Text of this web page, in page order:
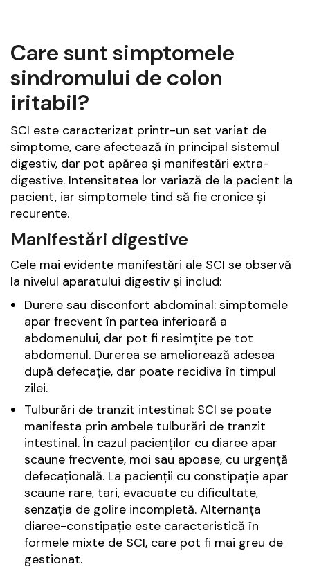
Care sunt simptomele
sindromului de colon
iritabil?
SCI este caracterizat printr-un set variat de
simptome, care afectează în principal sistemul
digestiv, dar pot apărea și manifestări extra-
digestive. Intensitatea lor variază de la pacient la
pacient, iar simptomele tind să fie cronice și
recurente.
Manifestări digestive
Cele mai evidente manifestări ale SCI se observă
la nivelul aparatului digestiv și includ:
Durere sau disconfort abdominal: simptomele
apar frecvent în partea inferioară a
abdomenului, dar pot fi resimțite pe tot
abdomenul. Durerea se ameliorează adesea
după defecație, dar poate recidiva în timpul
zilei.
Tulburări de tranzit intestinal: SCI se poate
manifesta prin ambele tulburări de tranzit
intestinal. În cazul pacienților cu diaree apar
scaune frecvente, moi sau apoase, cu urgență
defecațională. La pacienții cu constipație apar
scaune rare, tari, evacuate cu dificultate,
senzația de golire incompletă. Alternanța
diaree-constipație este caracteristică în
formele mixte de SCI, care pot fi mai greu de
gestionat.